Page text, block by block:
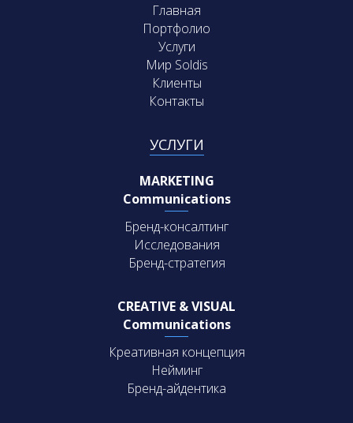
Главная
Портфолио
Услуги
Мир Soldis
Клиенты
Контакты
УСЛУГИ
MARKETING
Communications
Бренд-консалтинг
Исследования
Бренд-стратегия
CREATIVE & VISUAL
Communications
Креативная концепция
Нейминг
Бренд-айдентика